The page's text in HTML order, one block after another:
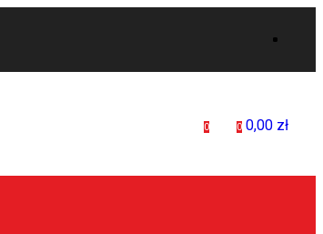
0 0 0,00 zł